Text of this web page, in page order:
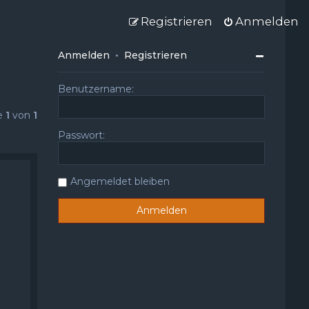
Anmelden
Registrieren
1 von 1
Anmelden • Registrieren
Benutzername:
Passwort:
Angemeldet bleiben